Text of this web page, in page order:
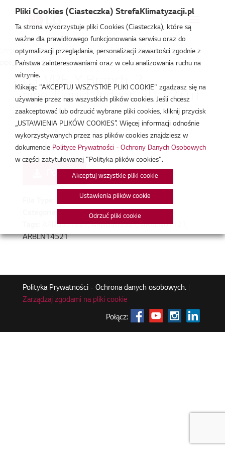
Strefa Klimatyzacji /Pliki DWG i Revit/LG_VRF_Y-Branch_2-
pipe_Liquid_Indoor_EU_v2.0.rfa
LG_VRF_Y-Branch_2-
pipe_Liquid_Indoor_EU_v2.0.rf
a
Pobierz
Pliki DWG i Revit
ARBLN01621, ARBLN03321, ARBLN07121,
ARBLN14521
Polityka Prywatności - Ochrona danych osobowych.|
Zarządzaj zgodami na pliki cookie
Połącz:
Pliki Cookies (Ciasteczka) StrefaKlimatyzacji.pl
Ta strona wykorzystuje pliki Cookies (Ciasteczka), które są
ważne dla prawidłowego funkcjonowania serwisu oraz do
optymalizacji przeglądania, personalizacji zawartości zgodnie z
Państwa zainteresowaniami oraz w celu analizowania ruchu na
witrynie.
Klikając "AKCEPTUJ WSZYSTKIE PLIKI COOKIE" zgadzasz się na
używanie przez nas wszystkich plików cookies. Jeśli chcesz
zaakceptować lub odrzucić wybrane pliki cookies, kliknij przycisk
„USTAWIENIA PLIKÓW COOKIES”. Więcej informacji odnośnie
wykorzystywanych przez nas plików cookies znajdziesz w
dokumencie Polityce Prywatności - Ochrony Danych Osobowych
w części zatytułowanej "Polityka plików cookies".
Akceptuj wszystkie pliki cookie
Ustawienia plików cookie
Odrzuć pliki cookie